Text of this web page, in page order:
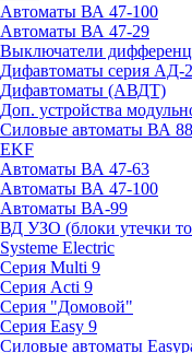
Автоматы ВА 47-100
Автоматы ВА 47-29
Выключатели
Дифавтоматы серия
Дифавтоматы (АВДТ)
Доп. устройства
Силовые автоматы ВА
EKF
Автоматы ВА 47-63
Автоматы ВА 47-100
Автоматы ВА-99
ВД УЗО (блоки утечки
Systeme Electric
Серия Multi 9
Серия Acti 9
Серия "Домовой"
Серия Easy 9
Силовые автоматы